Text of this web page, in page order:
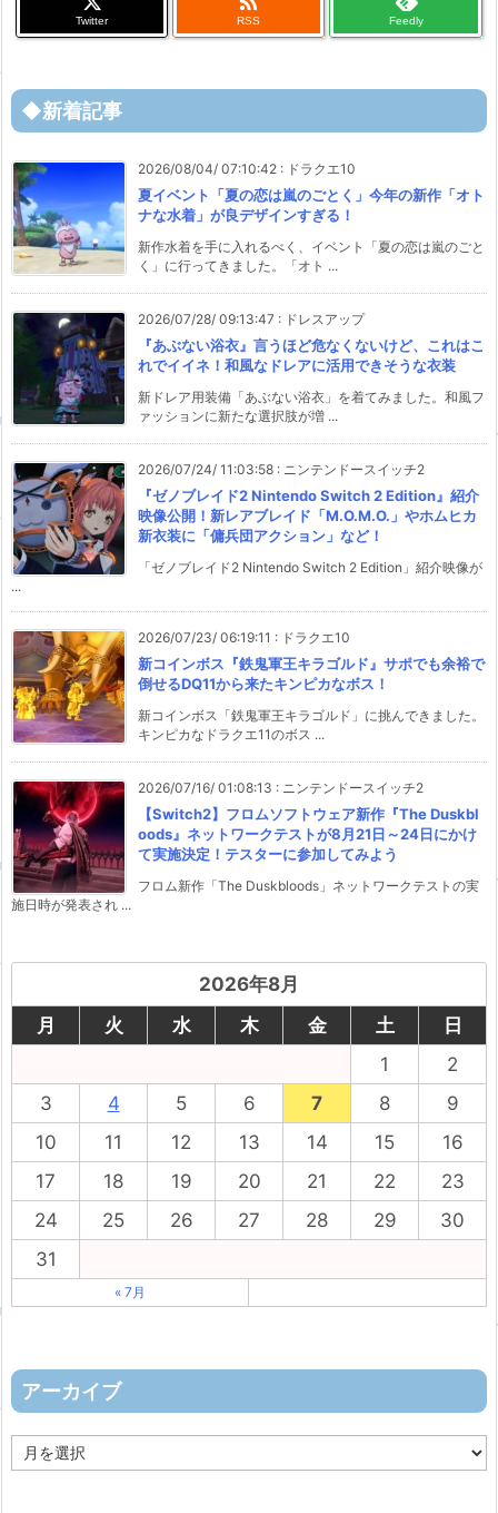
Twitter RSS Feedly
◆新着記事
2026/08/04/ 07:10:42 : ドラクエ10
夏イベント「夏の恋は嵐のごとく」今年の新作「オト
ナな水着」が良デザインすぎる！
新作水着を手に入れるべく、イベント「夏の恋は嵐のごと
く」に行ってきました。「オト ...
2026/07/28/ 09:13:47 : ドレスアップ
『あぶない浴衣』言うほど危なくないけど、これはこ
れでイイネ！和風なドレアに活用できそうな衣装
新ドレア用装備「あぶない浴衣」を着てみました。和風フ
ァッションに新たな選択肢が増 ...
2026/07/24/ 11:03:58 : ニンテンドースイッチ2
『ゼノブレイド2 Nintendo Switch 2 Edition』紹介
映像公開！新レアブレイド「M.O.M.O.」やホムヒカ
新衣装に「傭兵団アクション」など！
「ゼノブレイド2 Nintendo Switch 2 Edition」紹介映像が
...
2026/07/23/ 06:19:11 : ドラクエ10
新コインボス『鉄鬼軍王キラゴルド』サポでも余裕で
倒せるDQ11から来たキンピカなボス！
新コインボス「鉄鬼軍王キラゴルド」に挑んできました。
キンピカなドラクエ11のボス ...
2026/07/16/ 01:08:13 : ニンテンドースイッチ2
【Switch2】フロムソフトウェア新作『The Duskbl
oods』ネットワークテストが8月21日～24日にかけ
て実施決定！テスターに参加してみよう
フロム新作「The Duskbloods」ネットワークテストの実
施日時が発表され ...
2026年8月
月
火 水 木 金 土
日
1
2
3
4 5 6 7 8
9
10
11 12 13 14 15
16
17
18 19 20 21 22
23
24
25 26 27 28 29
30
31
« 7月
アーカイブ
ー